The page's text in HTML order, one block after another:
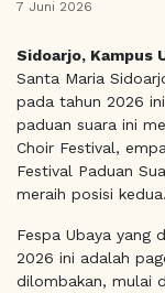
7 Juni 2026
Sidoarjo, Kampus
Santa Maria
pada tahun 2026
paduan suara ini
Choir Festival,
Festival Paduan
meraih posisi kedua.
Fespa Ubaya yang
2026 ini adalah
dilombakan, mulai